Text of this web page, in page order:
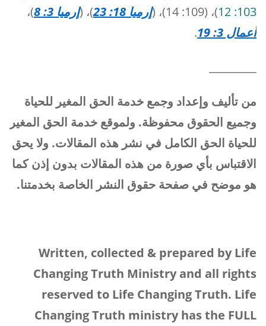
103: 12
)، (109: 14)، ( إرميا 18: 23 )، (إرميا 3: 8
)،
أعمال 3: 19
.
من تأليف وإعداد وجمع خدمة الحق المغير للحياة
وجميع الحقوق محفوظة. ولموقع خدمة الحق المغير
للحياة الحق الكامل في نشر هذه المقالات. ولا يحق
الاقتباس بأي صورة من هذه المقالات بدون إذن كما
هو موضح في صفحة حقوق النشر الخاصة بخدمتنا.
Written, collected & prepared by Life
Changing Truth Ministry and all rights
reserved to Life Changing Truth. Life
Changing Truth ministry has the FULL